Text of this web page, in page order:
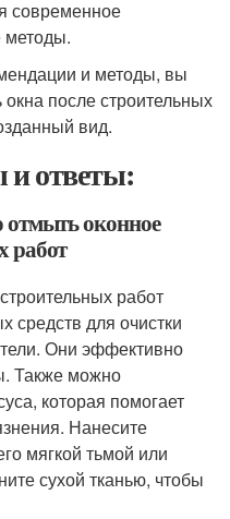
современное
и методы, вы
после строительных
вид.
и ответы:
отмыть оконное
работ
работ
для очистки
Они эффективно
Также можно
которая помогает
Нанесите
мягкой тьмой или
сухой тканью, чтобы